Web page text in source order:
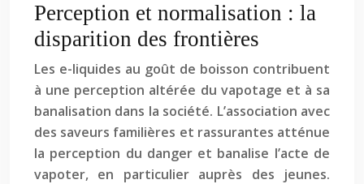
Perception et normalisation : la
disparition des frontières
Les e-liquides au goût de boisson contribuent
à une perception altérée du vapotage et à sa
banalisation dans la société. L’association avec
des saveurs familières et rassurantes atténue
la perception du danger et banalise l’acte de
vapoter, en particulier auprès des jeunes.